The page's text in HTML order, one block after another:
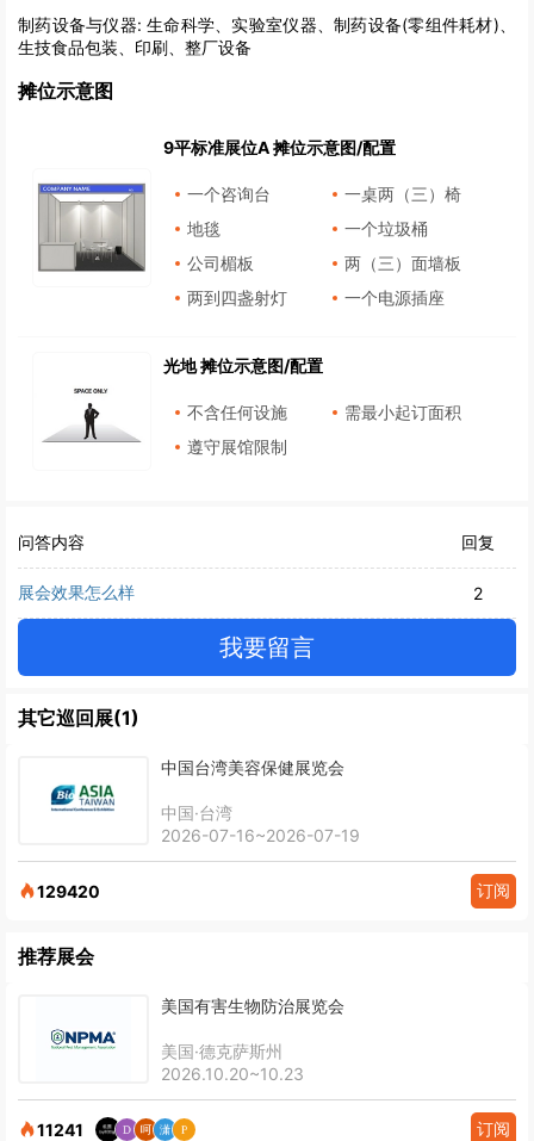
制药设备与仪器: 生命科学、实验室仪器、制药设备(零组件耗材)、
生技食品包装、印刷、整厂设备
摊位示意图
9平标准展位A 摊位示意图/配置
一个咨询台
一桌两（三）椅
地毯
一个垃圾桶
公司楣板
两（三）面墙板
两到四盏射灯
一个电源插座
光地 摊位示意图/配置
不含任何设施
需最小起订面积
遵守展馆限制
问答内容 回复
展会效果怎么样 2
我要留言
其它巡回展(1)
中国台湾美容保健展览会
中国·台湾
2026-07-16~2026-07-19
129420 订阅
推荐展会
美国有害生物防治展览会
美国·德克萨斯州
2026.10.20~10.23
11241 订阅